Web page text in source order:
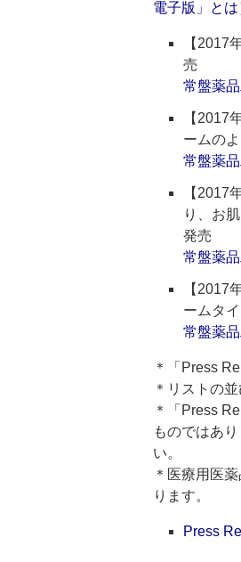
電子版」とは
【2017
売
常盤薬
【2017
ームの
常盤薬
【2017
り、お
発売
常盤薬
【2017
ームタ
常盤薬
＊「Press
＊リストの
＊「Press
ものではあ
い。
＊医療用医
ります。
Press